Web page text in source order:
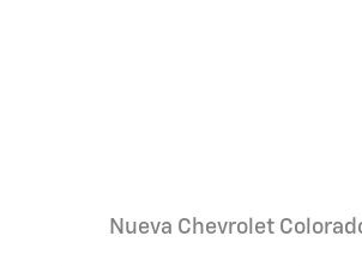
Nueva Chevrolet